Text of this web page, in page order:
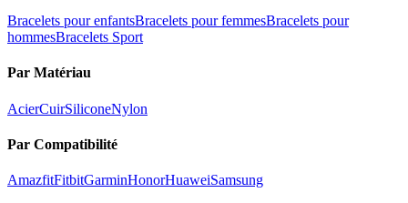
Bracelets pour enfantsBracelets pour femmesBracelets pour
hommesBracelets Sport
Par Matériau
AcierCuirSiliconeNylon
Par Compatibilité
AmazfitFitbitGarminHonorHuaweiSamsung